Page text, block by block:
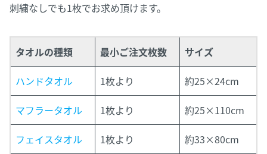
刺繍なしでも1枚でお求め頂けます。
タオルの種類 最小ご注文枚数 サイズ
ハンドタオル 1枚より 約25×24cm
マフラータオル 1枚より 約25×110cm
フェイスタオル 1枚より 約33×80cm